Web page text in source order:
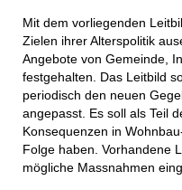
Mit dem vorliegenden
Zielen ihrer Alterspolitik
Angebote von Gemeinde,
festgehalten. Das Leitbild
periodisch den neuen
angepasst. Es soll als Teil
Konsequenzen in
Folge haben. Vorhandene
mögliche Massnahmen